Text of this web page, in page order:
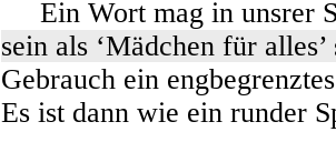
Ein Wort mag in unsrer
sein als ‘Mädchen für alles’
Gebrauch ein
Es ist dann wie ein runder